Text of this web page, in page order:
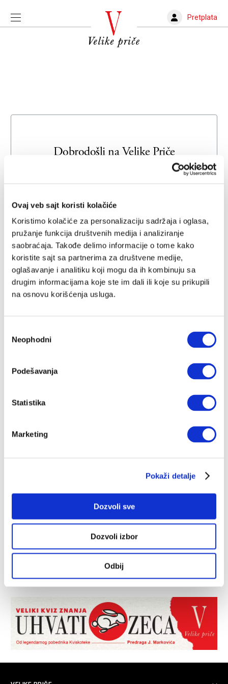
Ovaj veb sajt koristi kolačiće
Koristimo kolačiće za personalizaciju sadržaja i oglasa,
pružanje funkcija društvenih medija i analiziranje
saobraćaja. Takođe delimo informacije o tome kako
koristite sajt sa partnerima za društvene medije,
oglašavanje i analitiku koji mogu da ih kombinuju sa
drugim informacijama koje ste im dali ili koje su prikupili
na osnovu korišćenja usluga.
сагласности
Neophodni
Podešavanja
Statistika
Marketing
Pokaži detalje
Dozvoli sve
Dozvoli izbor
Odbij
Pretplata
Dobrodošli naVelike Priče
Unesite svoju adresu e-pošte da biste se prijavili ili kreirali
Email adresa
Lozinka
Zaboravljena lozinka?